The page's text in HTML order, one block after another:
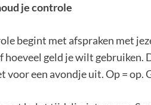
je controle
begint met afspraken met
hoeveel geld je wilt gebruiken.
voor een avondje uit. Op = op.